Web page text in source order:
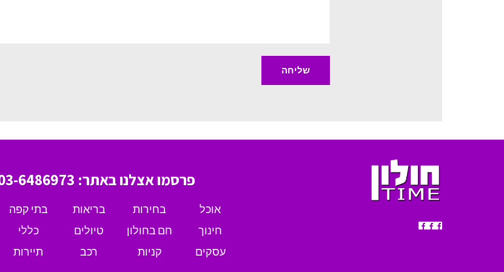
פרסמו אצלנו באתר: 03-6486973
אוכל בחירות בריאות בתי קפה
חינוך
חם בחולון טיולים כללי
עסקים
קניות רכב תיירות